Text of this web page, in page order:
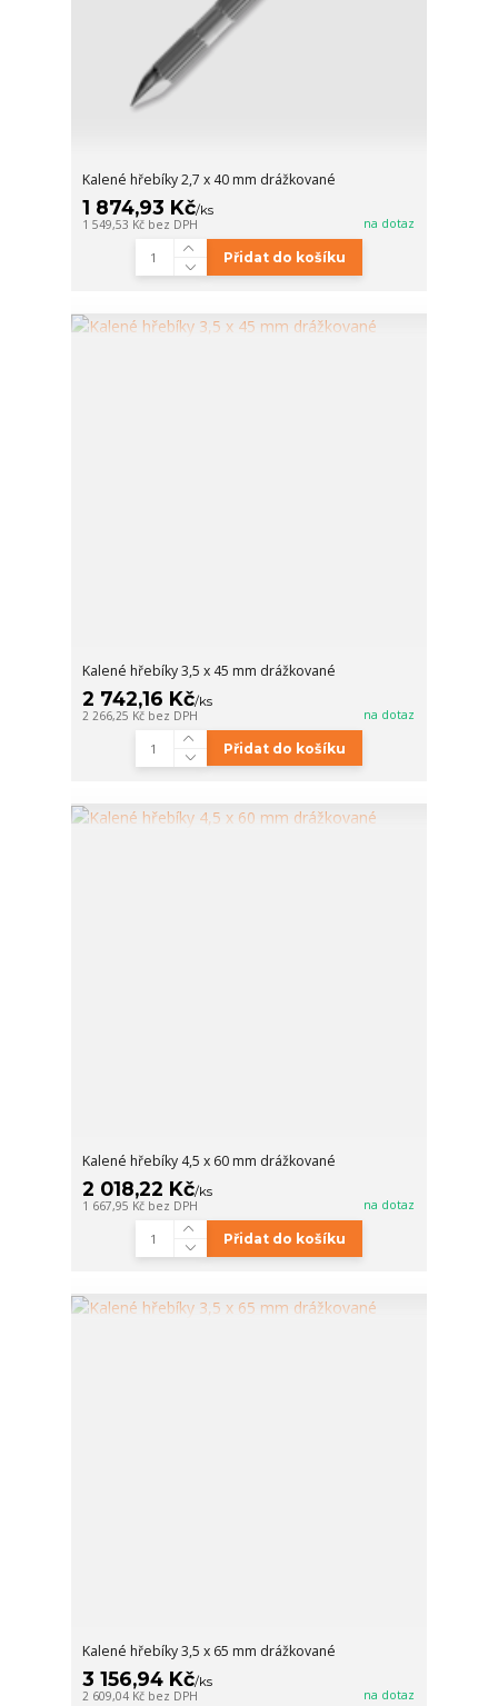
Kalené hřebíky 2,7 x 40 mm drážkované
1 874,93 Kč/ks
1 549,53 Kč bez DPH na dotaz
Přidat do košíku
Kalené hřebíky 3,5 x 45 mm drážkované
2 742,16 Kč/ks
2 266,25 Kč bez DPH na dotaz
Přidat do košíku
Kalené hřebíky 4,5 x 60 mm drážkované
2 018,22 Kč/ks
1 667,95 Kč bez DPH na dotaz
Přidat do košíku
Kalené hřebíky 3,5 x 65 mm drážkované
3 156,94 Kč/ks
2 609,04 Kč bez DPH na dotaz